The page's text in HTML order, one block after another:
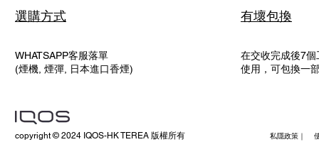
選購方式
WHATSAPP客服落單
(煙機, 煙彈, 日本進口香煙)
有壞包換
在交收完成後7
使用，可包換一
copyright © 2024 IQOS-HK TEREA 版權所有 私隱政策｜